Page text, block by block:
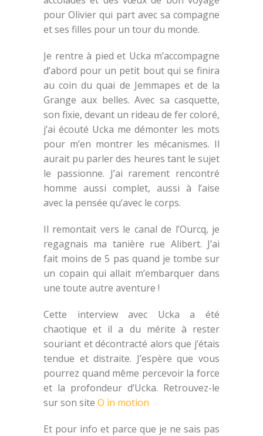
pour Olivier qui part avec sa compagne
et ses filles pour un tour du monde.
Je rentre à pied et Ucka m’accompagne
d’abord pour un petit bout qui se finira
au coin du quai de Jemmapes et de la
Grange aux belles. Avec sa casquette,
son fixie, devant un rideau de fer coloré,
j’ai écouté Ucka me démonter les mots
pour m’en montrer les mécanismes. Il
aurait pu parler des heures tant le sujet
le passionne. J’ai rarement rencontré
homme aussi complet, aussi à l’aise
avec la pensée qu’avec le corps.
Il remontait vers le canal de l’Ourcq, je
regagnais ma tanière rue Alibert. J’ai
fait moins de 5 pas quand je tombe sur
un copain qui allait m’embarquer dans
une toute autre aventure !
Cette interview avec Ucka a été
chaotique et il a du mérite à rester
souriant et décontracté alors que j’étais
tendue et distraite. J’espère que vous
pourrez quand même percevoir la force
et la profondeur d’Ucka. Retrouvez-le
sur son site O in motion
Et pour info et parce que je ne sais pas